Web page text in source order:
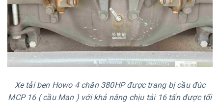
Xe tải ben Howo 4 chân 380HP được trang bị cầu đúc
MCP 16 ( cầu Man ) với khả năng chịu tải 16 tấn được tối